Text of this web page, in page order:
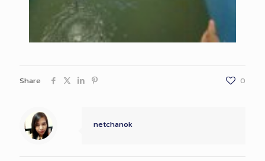
Share 0
netchanok